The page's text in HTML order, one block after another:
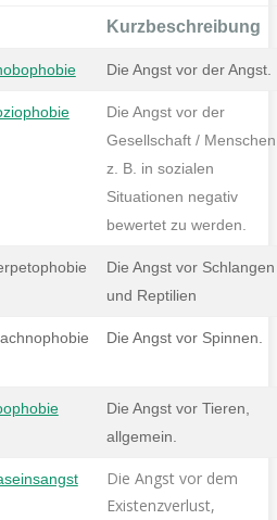
Kurzbeschreibung
Die Angst vor der Angst.
Die Angst vor der
Gesellschaft /
z. B. in sozialen
Situationen negativ
bewertet zu werden.
Die Angst vor Schlangen
und Reptilien
Die Angst vor Spinnen.
Die Angst vor Tieren,
allgemein.
Die Angst vor dem
Existenzverlust,